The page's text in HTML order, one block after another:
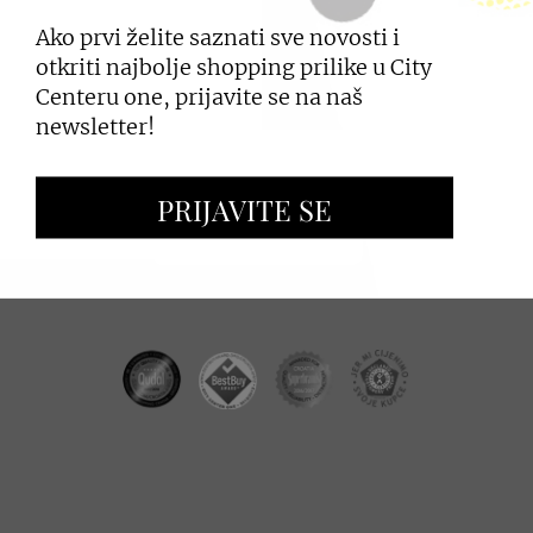
PRIJAVI SE
ZAKUP PROSTORA
OGLAŠAVANJE I PROMOCIJE
Ako prvi želite saznati sve novosti i
otkriti najbolje shopping prilike u City
Centeru one, prijavite se na naš
newsletter!
PRIJAVITE SE